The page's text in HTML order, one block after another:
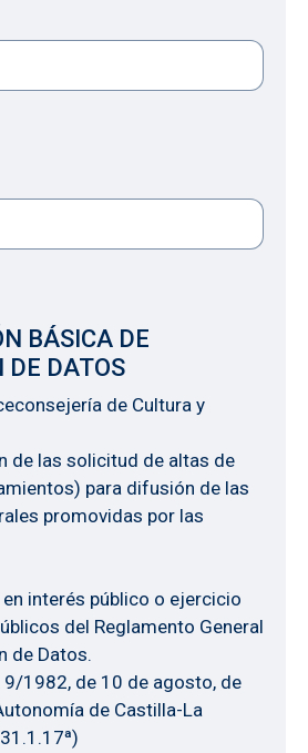
BÁSICA DE
DE DATOS
de Cultura y
de las solicitud de altas de
para difusión de las
promovidas por las
interés público o ejercicio
del Reglamento General
de Datos.
9/1982, de 10 de agosto, de
de Castilla-La